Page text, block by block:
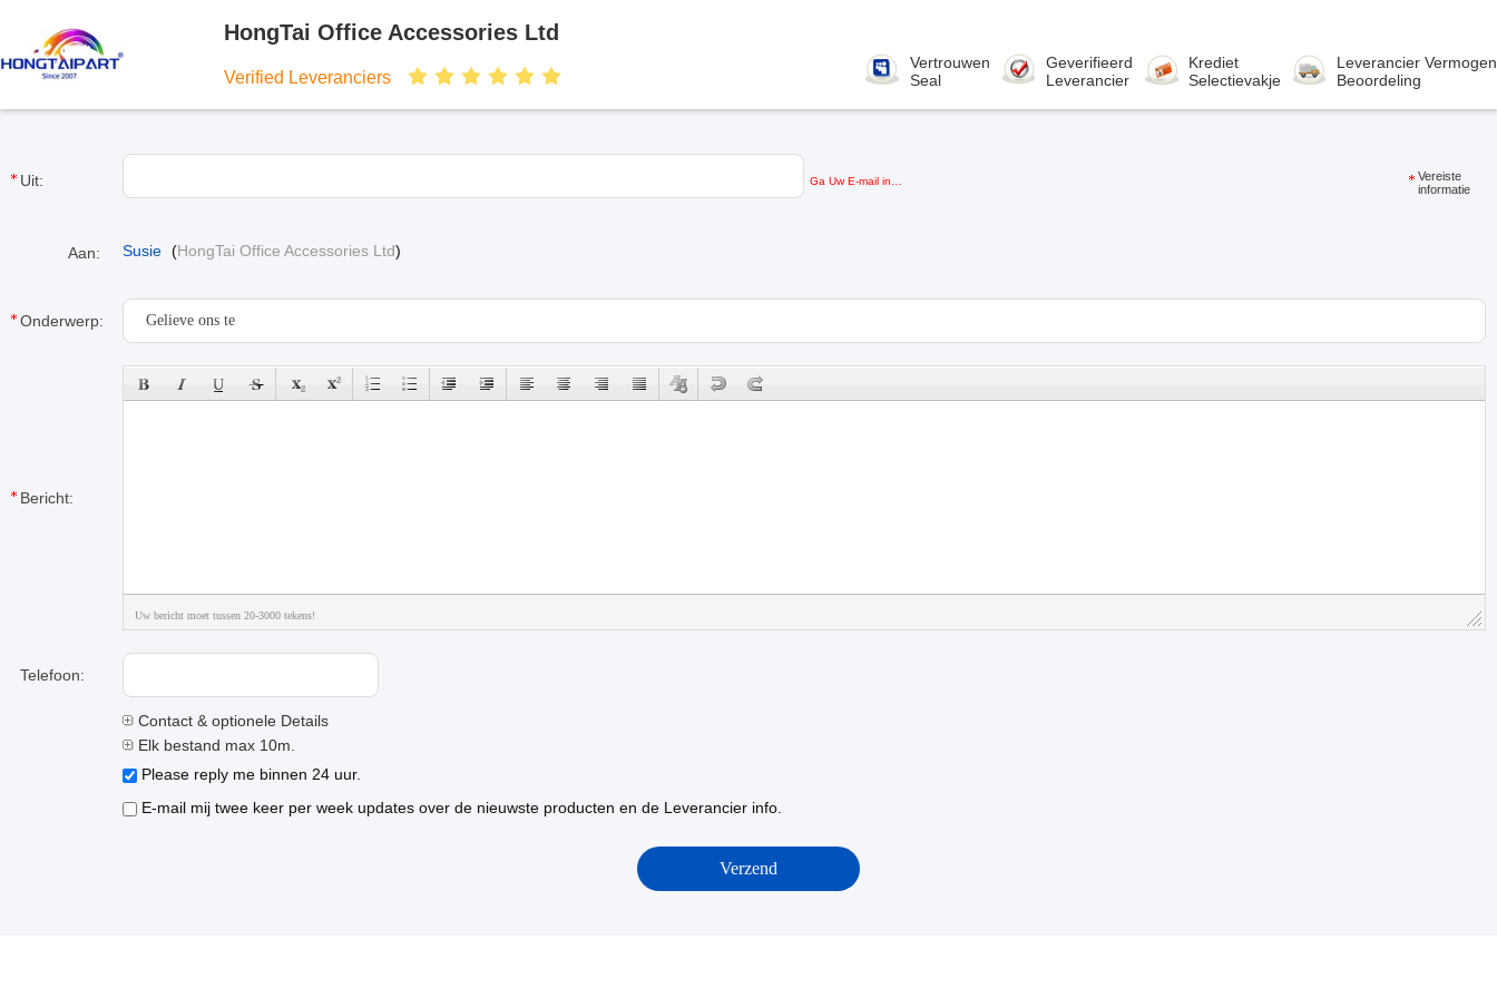
HongTai Office Accessories Ltd
Verified Leveranciers
Vertrouwen
Seal
Geverifieerd
Leverancier
Krediet
Selectievakje
Leverancier Vermogen
Beoordeling
Uit: Ga Uw E-mail in…
Vereiste
informatie
Aan: Susie (HongTai Office Accessories Ltd)
Onderwerp:
Bericht:
Uw bericht moet tussen 20-3000 tekens!
Telefoon:
Contact & optionele Details
Elk bestand max 10m.
Please reply me binnen 24 uur.
E-mail mij twee keer per week updates over de nieuwste producten en de Leverancier info.